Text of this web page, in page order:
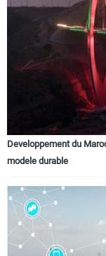
Circuits
Tourisme
Hotels
Evenements
Developpement du
modele durable